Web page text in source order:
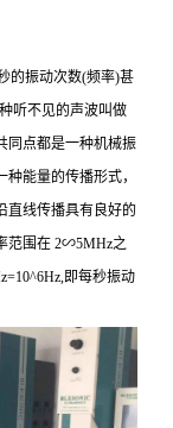
振动次数(频率)甚
听不见的声波叫做
同点都是一种机械振
能量的传播形式，
直线传播具有良好的
范围在 2∽5MHz之
即每秒振动